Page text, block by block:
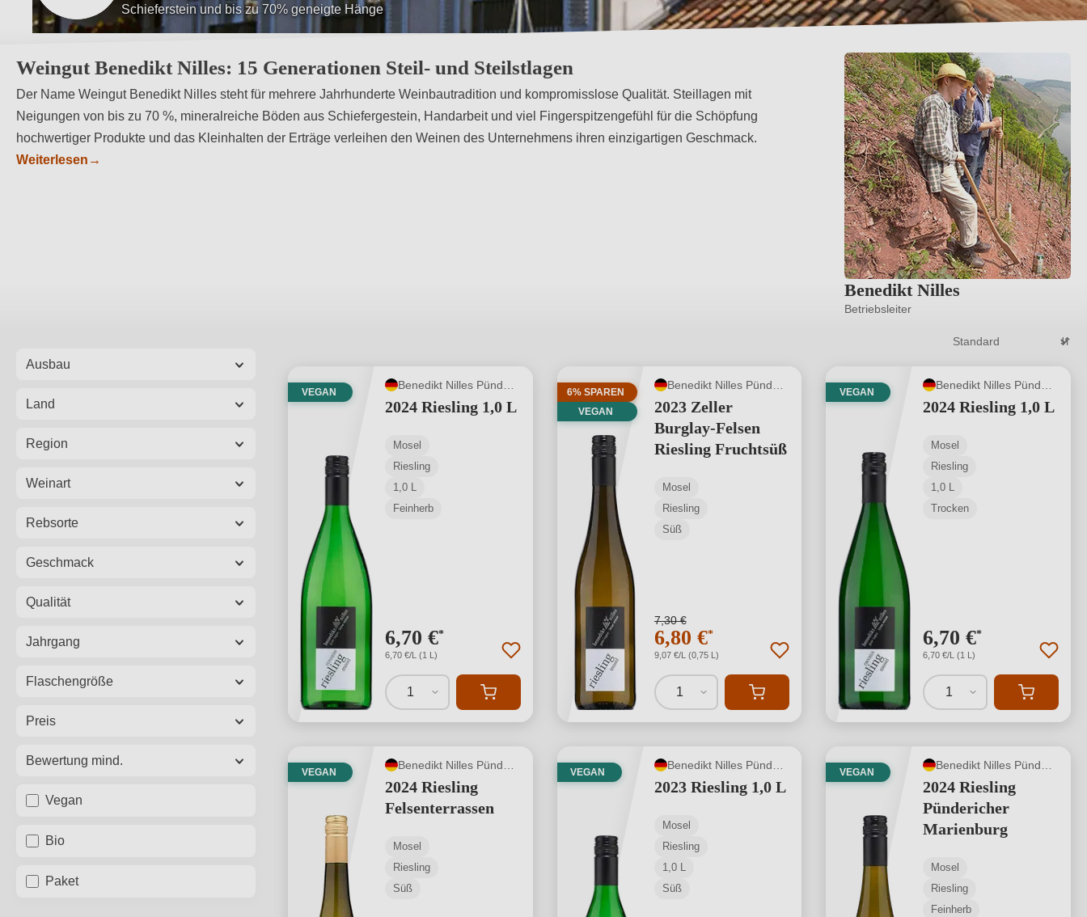
Kleine Erträge und hochwertige Produkte
Weingut Benedikt Nilles: 15 Generationen Steil- und Steilstlagen
Der Name Weingut Benedikt Nilles steht für mehrere Jahrhunderte Weinbautradition und kompromisslose Qualität. Steillagen mit
Neigungen von bis zu 70 %, mineralreiche Böden aus Schiefergestein, Handarbeit und viel Fingerspitzengefühl für die Schöpfung
hochwertiger Produkte und das Kleinhalten der Erträge verleihen den Weinen des Unternehmens ihren einzigartigen Geschmack.
Weiterlesen →
Benedikt Nilles
Betriebsleiter
Ausbau
Land
Region
Weinart
Rebsorte
Geschmack
Qualität
Jahrgang
Flaschengröße
Preis
Bewertung mind.
Vegan
Bio
Paket
VEGAN
2024 Riesling 1,0 L
Mosel
Riesling
1,0 L
Feinherb
6,70 €*
6,70 €/L (1 L)
1
6% SPAREN
VEGAN
2023 Zeller
Burglay-Felsen
Riesling Fruchtsüß
Mosel
Riesling
Süß
7,30 €
6,80 €*
9,07 €/L (0,75 L)
1
VEGAN
2024 Riesling 1,0 L
Mosel
Riesling
1,0 L
Trocken
6,70 €*
6,70 €/L (1 L)
1
VEGAN
2024 Riesling
Felsenterrassen
Mosel
Riesling
Süß
VEGAN
2023 Riesling 1,0 L
Mosel
Riesling
1,0 L
Süß
VEGAN
2024 Riesling
Pündericher
Marienburg
Mosel
Riesling
Feinherb